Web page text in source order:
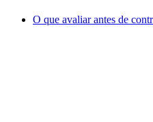
O que avaliar antes de